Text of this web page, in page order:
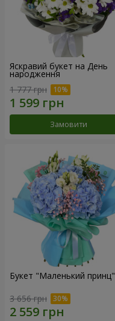
Яскравий букет на День
народження
1 777 грн
Замовити
Букет "Маленький принц"
3 656 грн